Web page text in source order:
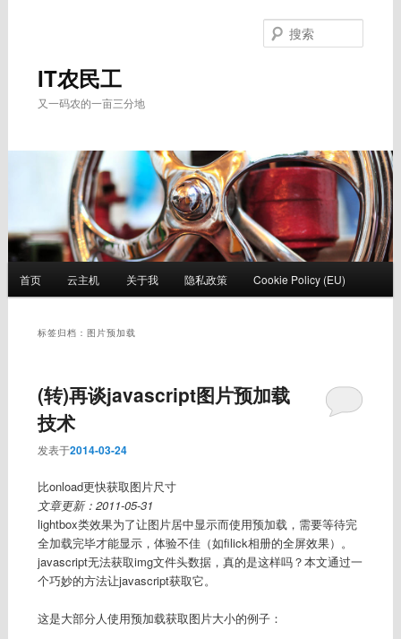
IT农民工
又一码农的一亩三分地
首页 云主机 关于我 隐私政策 Cookie Policy (EU)
标签归档： 图片预加载
(转)再谈javascript图片预加载
技术
发表于2014-03-24
比onload更快获取图片尺寸
文章更新：2011-05-31
lightbox类效果为了让图片居中显示而使用预加载，需要等待完
全加载完毕才能显示，体验不佳（如filick相册的全屏效果）。
javascript无法获取img文件头数据，真的是这样吗？本文通过一
个巧妙的方法让javascript获取它。
这是大部分人使用预加载获取图片大小的例子：